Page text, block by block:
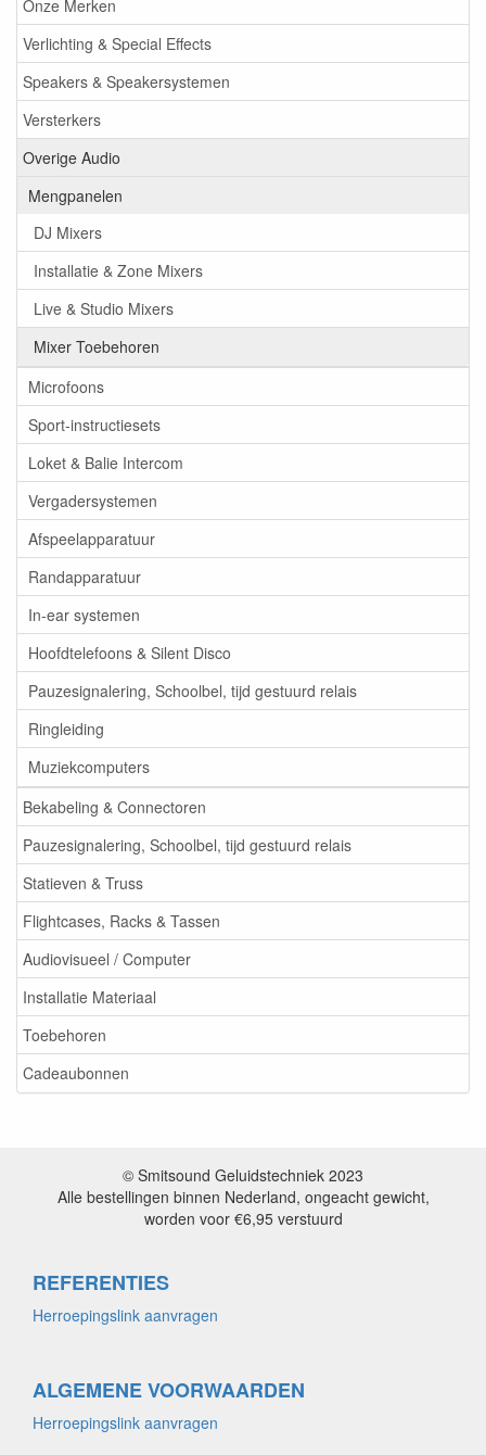
Onze Merken
Verlichting & Special Effects
Speakers & Speakersystemen
Versterkers
Overige Audio
Mengpanelen
DJ Mixers
Installatie & Zone Mixers
Live & Studio Mixers
Mixer Toebehoren
Microfoons
Sport-instructiesets
Loket & Balie Intercom
Vergadersystemen
Afspeelapparatuur
Randapparatuur
In-ear systemen
Hoofdtelefoons & Silent Disco
Pauzesignalering, Schoolbel, tijd gestuurd relais
Ringleiding
Muziekcomputers
Bekabeling & Connectoren
Pauzesignalering, Schoolbel, tijd gestuurd relais
Statieven & Truss
Flightcases, Racks & Tassen
Audiovisueel / Computer
Installatie Materiaal
Toebehoren
Cadeaubonnen
© Smitsound Geluidstechniek 2023
Alle bestellingen binnen Nederland, ongeacht gewicht,
worden voor €6,95 verstuurd
REFERENTIES
Herroepingslink aanvragen
ALGEMENE VOORWAARDEN
Herroepingslink aanvragen